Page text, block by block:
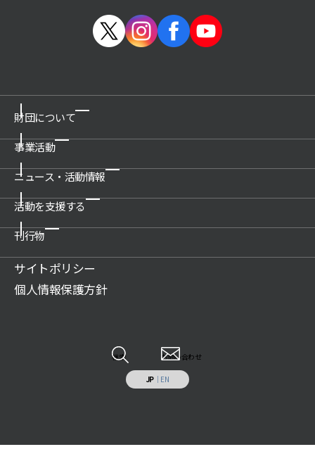
財団について
ご挨拶
概要
沿革
関連団体
アクセス
事業活動
博物館の運営管理・プロデュース
科学技術館
所沢航空発祥記念館
展示物の貸出（巡回展示物）
科学技術系人材の育成
情報システムの受託開発と運用業務
ニュース・活動情報
新着情報一覧
プレスリリース
活動情報
広報誌記事
活動を支援する
ご支援のお願い
賛助会について
ご遺贈のご案内
刊行物
財団案内
JSF TODAY
サイトポリシー
個人情報保護方針
JP｜ EN
検索 お問い合わせ